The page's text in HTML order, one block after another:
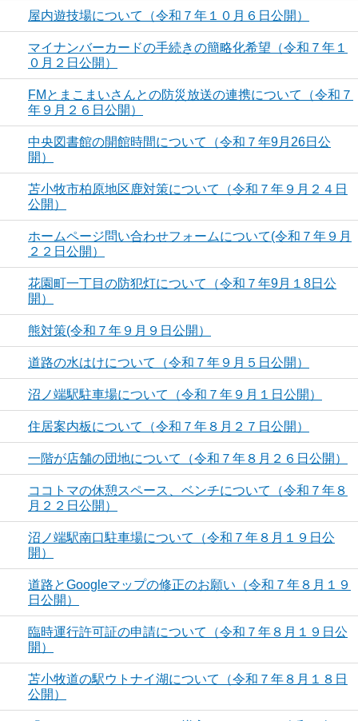
屋内遊技場について（令和７年１０月６日公開）
マイナンバーカードの手続きの簡略化希望（令和７年１
０月２日公開）
FMとまこまいさんとの防災放送の連携について（令和７
年９月２６日公開）
中央図書館の開館時間について（令和７年9月26日公
開）
苫小牧市柏原地区鹿対策について（令和７年９月２４日
公開）
ホームページ問い合わせフォームについて(令和７年９月
２２日公開）
花園町一丁目の防犯灯について（令和７年9月１8日公
開）
熊対策(令和７年９月９日公開）
道路の水はけについて（令和７年９月５日公開）
沼ノ端駅駐車場について（令和７年９月１日公開）
住居案内板について（令和７年８月２７日公開）
一階が店舗の団地について（令和７年８月２６日公開）
ココトマの休憩スペース、ベンチについて（令和７年８
月２２日公開）
沼ノ端駅南口駐車場について（令和７年８月１９日公
開）
道路とGoogleマップの修正のお願い（令和７年８月１９
日公開）
臨時運行許可証の申請について（令和７年８月１９日公
開）
苫小牧道の駅ウトナイ湖について（令和７年８月１８日
公開）